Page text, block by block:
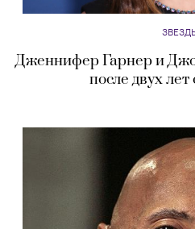
Дженнифер Гарнер и
после двух